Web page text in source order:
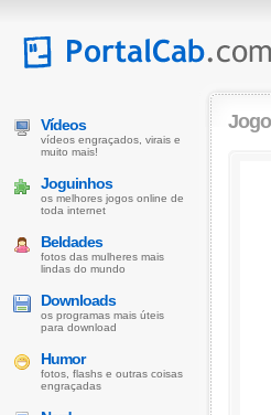
Vídeos
vídeos engraçados, virais e
muito mais!
Joguinhos
os melhores jogos online de
toda internet
Beldades
fotos das mulheres mais
lindas do mundo
Downloads
os programas mais úteis
para download
Humor
fotos, flashs e outras coisas
engraçadas